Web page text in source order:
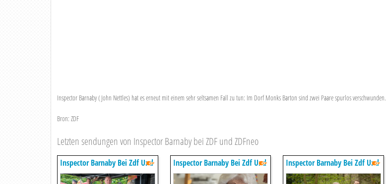
Inspector Barnaby (John Nettles) hat es erneut mit einem sehr seltsamen Fall zu tun: Im Dorf Monks Barton sind zwei Paare spurlos verschwunden.
Bron: ZDF
Letzten sendungen von Inspector Barnaby bei ZDF und ZDFneo
Inspector Barnaby Bei Zdf Und
Zdfneo
Inspector Barnaby Bei Zdf Und
Zdfneo
Inspector Barnaby Bei Zdf Und
Zdfneo